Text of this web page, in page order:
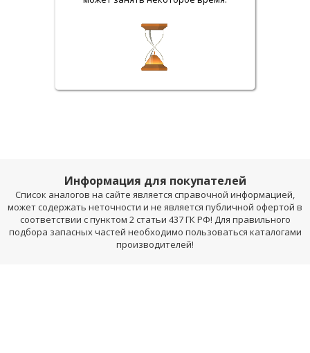
Информация для покупателей
Список аналогов на сайте является справочной информацией,
может содержать неточности и не является публичной офертой в
соответствии с пунктом 2 статьи 437 ГК РФ! Для правильного
подбора запасных частей необходимо пользоваться каталогами
производителей!